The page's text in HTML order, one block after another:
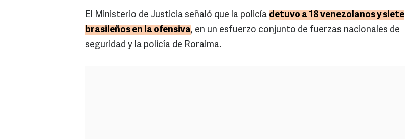
El Ministerio de Justicia señaló que la policía detuvo a 18 venezolanos y siete
brasileños en la ofensiva, en un esfuerzo conjunto de fuerzas nacionales de
seguridad y la policía de Roraima.